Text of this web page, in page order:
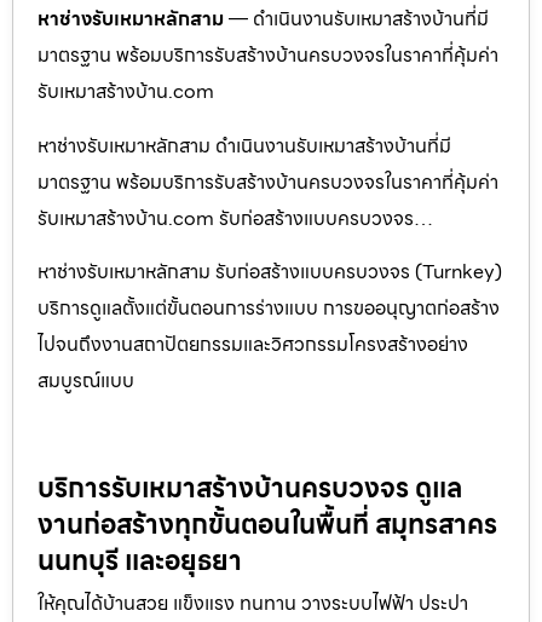
หาช่างรับเหมาหลักสาม— ดำเนินงานรับเหมาสร้างบ้านที่มี
มาตรฐาน พร้อมบริการรับสร้างบ้านครบวงจรในราคาที่คุ้มค่า
รับเหมาสร้างบ้าน.com
หาช่างรับเหมาหลักสาม ดำเนินงานรับเหมาสร้างบ้านที่มี
มาตรฐาน พร้อมบริการรับสร้างบ้านครบวงจรในราคาที่คุ้มค่า
รับเหมาสร้างบ้าน.com รับก่อสร้างแบบครบวงจร…
หาช่างรับเหมาหลักสาม รับก่อสร้างแบบครบวงจร (Turnkey)
บริการดูแลตั้งแต่ขั้นตอนการร่างแบบ การขออนุญาตก่อสร้าง
ไปจนถึงงานสถาปัตยกรรมและวิศวกรรมโครงสร้างอย่าง
สมบูรณ์แบบ
บริการรับเหมาสร้างบ้านครบวงจร ดูแล
งานก่อสร้างทุกขั้นตอนในพื้นที่ สมุทรสาคร
นนทบุรี และอยุธยา
ให้คุณได้บ้านสวย แข็งแรง ทนทาน วางระบบไฟฟ้า ประปา